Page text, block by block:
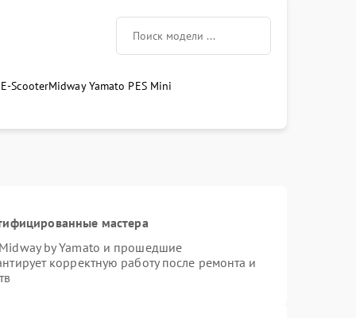
ScooterMidway Yamato PES Mini
мастера
by Yamato и прошедшие
корректную работу после ремонта и